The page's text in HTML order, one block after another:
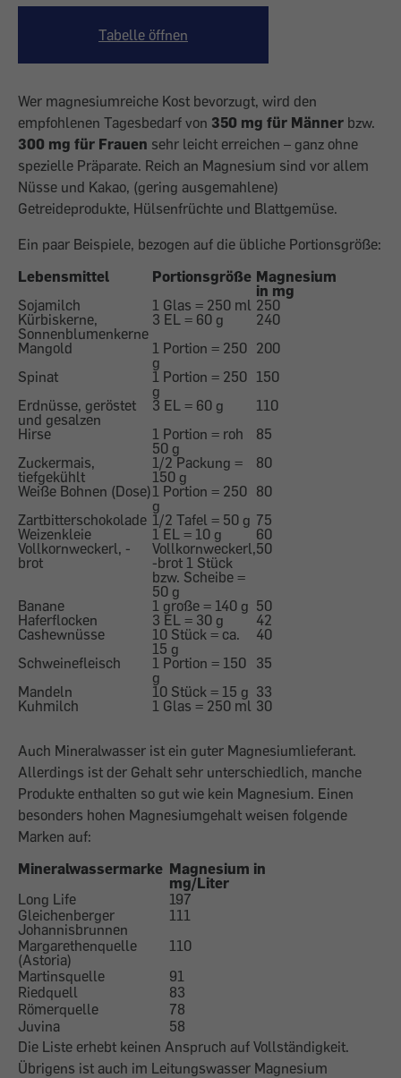
Tabelle öffnen
Wer magnesiumreiche Kost bevorzugt, wird den
empfohlenen Tagesbedarf von 350 mg für Männer bzw.
300 mg für Frauen sehr leicht erreichen – ganz ohne
spezielle Präparate. Reich an Magnesium sind vor allem
Nüsse und Kakao, (gering ausgemahlene)
Getreideprodukte, Hülsenfrüchte und Blattgemüse.
Ein paar Beispiele, bezogen auf die übliche Portionsgröße:
Lebensmittel
Portionsgröße Magnesium
in mg
Sojamilch
1 Glas = 250 ml 250
Kürbiskerne,
Sonnenblumenkerne
3 EL = 60 g
240
Mangold
1 Portion = 250
g
200
Spinat
1 Portion = 250
g
150
Erdnüsse, geröstet
und gesalzen
3 EL = 60 g
110
Hirse
1 Portion = roh
50 g
85
Zuckermais,
tiefgekühlt
1/2 Packung =
150 g
80
Weiße Bohnen (Dose)1 Portion = 250
g
80
Zartbitterschokolade 1/2 Tafel = 50 g 75
Weizenkleie
1 EL = 10 g
60
Vollkornweckerl, -
brot
Vollkornweckerl,
-brot 1 Stück
bzw. Scheibe =
50 g
50
Banane 1 große = 140 g 50
Haferflocken
3 EL = 30 g
42
Cashewnüsse
10 Stück = ca.
15 g
40
Schweinefleisch
1 Portion = 150
g
35
Mandeln
10 Stück = 15 g 33
Kuhmilch
1 Glas = 250 ml 30
Auch Mineralwasser ist ein guter Magnesiumlieferant.
Allerdings ist der Gehalt sehr unterschiedlich, manche
Produkte enthalten so gut wie kein Magnesium. Einen
besonders hohen Magnesiumgehalt weisen folgende
Marken auf:
Mineralwassermarke Magnesium in
mg/Liter
Long Life
197
Gleichenberger
Johannisbrunnen
111
Margarethenquelle
(Astoria)
110
Martinsquelle
91
Riedquell
83
Römerquelle
78
Juvina
58
Die Liste erhebt keinen Anspruch auf Vollständigkeit.
Übrigens ist auch im Leitungswasser Magnesium